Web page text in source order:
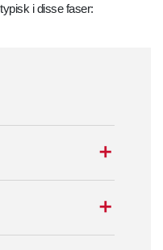
i disse faser: